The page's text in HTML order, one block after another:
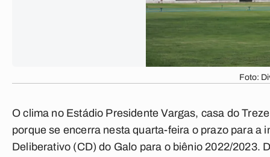
Foto:
O clima no Estádio Presidente Vargas, casa do
porque se encerra nesta quarta-feira o prazo para a
Deliberativo (CD) do Galo para o biênio 2022/2023.